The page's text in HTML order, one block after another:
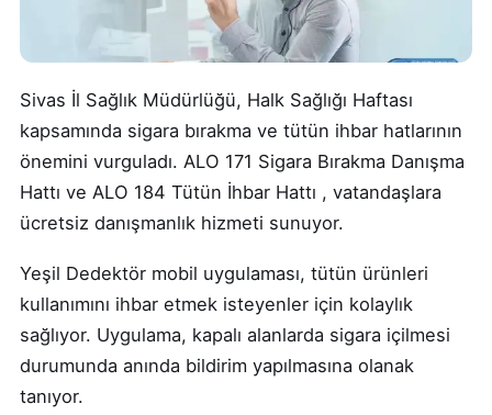
Sivas İl Sağlık Müdürlüğü, Halk Sağlığı Haftası
kapsamında sigara bırakma ve tütün ihbar hatlarının
önemini vurguladı. ALO 171 Sigara Bırakma Danışma
Hattı ve ALO 184 Tütün İhbar Hattı , vatandaşlara
ücretsiz danışmanlık hizmeti sunuyor.
Yeşil Dedektör mobil uygulaması, tütün ürünleri
kullanımını ihbar etmek isteyenler için kolaylık
sağlıyor. Uygulama, kapalı alanlarda sigara içilmesi
durumunda anında bildirim yapılmasına olanak
tanıyor.